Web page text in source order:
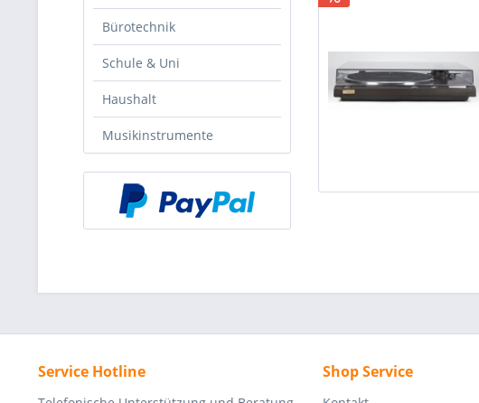
Bürotechnik
Schule & Uni
Haushalt
Musikinstrumente
Service Hotline Shop Service